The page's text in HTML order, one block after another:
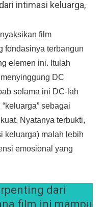
intimasi keluarga,
film
fondasinya terbangun
elemen ini. Itulah
DC
selama ini DC-lah
sebagai
Nyatanya terbukti,
keluarga) malah lebih
emosional yang
dari
film ini mampu